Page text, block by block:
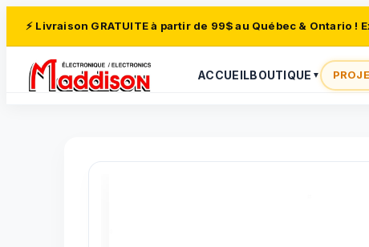
⚡ Livraison GRATUITE à partir de 99$ au Québec & Ontario !
ACCUEILBOUTIQUE ▼